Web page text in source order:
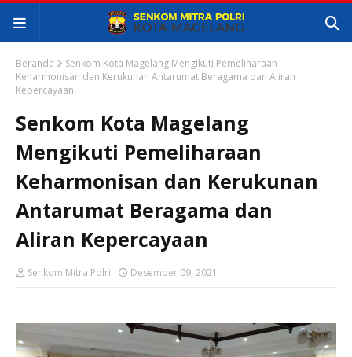
Beranda
Senkom Kota Magelang Mengikuti Pemeliharaan
Keharmonisan dan Kerukunan Antarumat Beragama dan Aliran
Kepercayaan
Senkom Kota Magelang
Mengikuti Pemeliharaan
Keharmonisan dan Kerukunan
Antarumat Beragama dan
Aliran Kepercayaan
Senkom Mitra Polri Desember 09, 2021